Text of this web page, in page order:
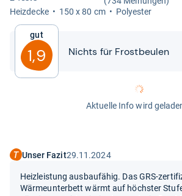
Heiz­de­cke
150 x 80 cm Poly­es­ter
Gut
1,9 Nichts für Frost­beu­len
Aktuelle Info wird
Unser Fazit29.11.2024
Heizleistung ausbaufähig. Das GRS-
Wärmeunterbett wärmt auf höchster